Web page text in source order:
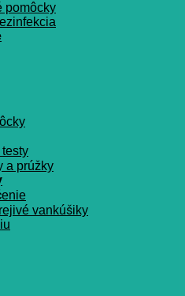
pomôcky
a prúžky
vankúšiky